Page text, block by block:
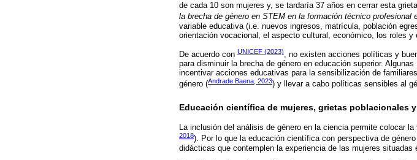
de cada 10 son mujeres y, se tardaría 37 años en cerrar esta
la brecha de género en STEM en la formación técnico profesional
variable educativa (i.e. nuevos ingresos, matrícula, población
orientación vocacional, el aspecto cultural, económico, los roles
De acuerdo con UNICEF (2023), no existen acciones políticas y
para disminuir la brecha de género en educación superior.
incentivar acciones educativas para la sensibilización de
género (Andrade Baena, 2023) y llevar a cabo políticas sensibles al
Educación científica de mujeres, grietas poblacionales
La inclusión del análisis de género en la ciencia permite colocar
2018). Por lo que la educación científica con perspectiva de
didácticas que contemplen la experiencia de las mujeres situadas